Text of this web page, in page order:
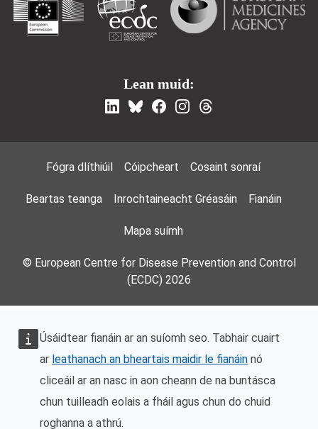
Úsáidtear fianáin ar an suíomh seo. Tabhair cuairt
ar leathanach an bheartais maidir le fianáin nó
cliceáil ar an nasc in aon cheann de na buntásca
chun tuilleadh eolais a fháil agus chun do chuid
roghanna a athrú.
Lean muid:
Footer Menu
Fógra dlíthiúil Cóipcheart Cosaint sonraí
Beartas teanga Inrochtaineacht Gréasáin Fianáin
Mapa suímh
© European Centre for Disease Prevention and Control
(ECDC) 2026